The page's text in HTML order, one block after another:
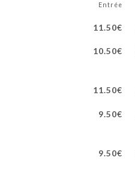
Entrée
11.50€
10.50€
11.50€
9.50€
9.50€